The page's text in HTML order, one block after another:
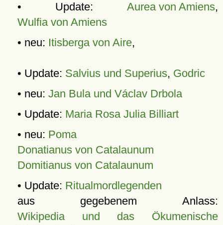
• Update: Aurea von Amiens,
Wulfia von Amiens
• neu: Itisberga von Aire,
• Update: Salvius und Superius, Godric
• neu: Jan Bula und Václav Drbola
• Update: Maria Rosa Julia Billiart
• neu: Poma
Donatianus von Catalaunum
Domitianus von Catalaunum
• Update: Ritualmordlegenden
aus gegebenem Anlass:
Wikipedia und das Ökumenische